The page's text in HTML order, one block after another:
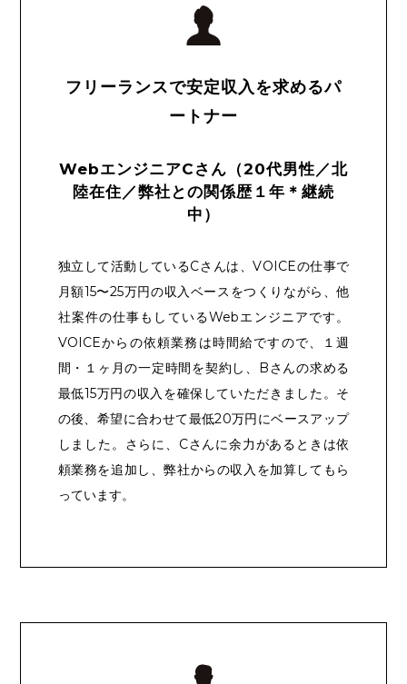
フリーランスで安定収入を求めるパ
ートナー
WebエンジニアCさん（20代男性／北
陸在住／弊社との関係歴１年＊継続
中）
独立して活動しているCさんは、VOICEの仕事で
月額15〜25万円の収入ベースをつくりながら、他
社案件の仕事もしているWebエンジニアです。
VOICEからの依頼業務は時間給ですので、１週
間・１ヶ月の一定時間を契約し、Bさんの求める
最低15万円の収入を確保していただきました。そ
の後、希望に合わせて最低20万円にベースアップ
しました。さらに、Cさんに余力があるときは依
頼業務を追加し、弊社からの収入を加算してもら
っています。